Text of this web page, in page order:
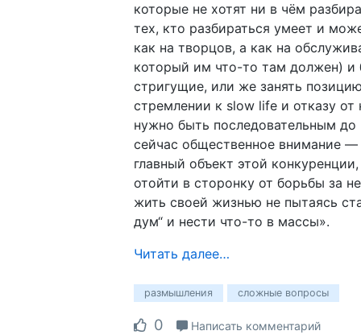
которые не хотят ни в чём
тех, кто разбираться умеет и
как на творцов, а как на
который им что-то там должен) и
стригущие, или же занять
стремлении к slow life и отказу от
нужно быть последовательным до
сейчас общественное внимание —
главный объект этой
отойти в сторонку от борьбы за
жить своей жизнью не пытаясь
дум“ и нести что-то в массы».
Читать далее…
размышления сложные вопросы
0 Написать комментарий